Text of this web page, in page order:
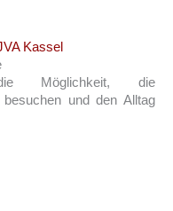
Kassel
Möglichkeit, die
und den Alltag